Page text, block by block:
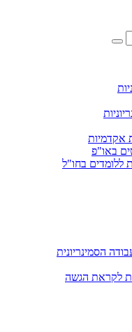
אקדמיות
באו"פ
ללומדים בחו"ל
הסמינריונית
לקראת הגשה